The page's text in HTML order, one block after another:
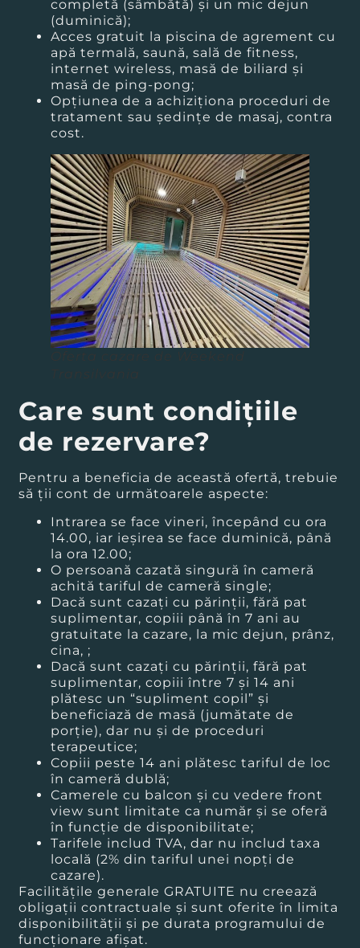
completă (sâmbătă) și un mic dejun
(duminică);
Acces gratuit la piscina de agrement cu
apă termală, saună, sală de fitness,
internet wireless, masă de biliard și
masă de ping-pong;
Opțiunea de a achiziționa proceduri de
tratament sau ședințe de masaj, contra
cost.
Care sunt condițiile
de rezervare?
Pentru a beneficia de această ofertă, trebuie
să ții cont de următoarele aspecte:
Intrarea se face vineri, începând cu ora
14.00, iar ieșirea se face duminică, până
la ora 12.00;
O persoană cazată singură în cameră
achită tariful de cameră single;
Dacă sunt cazaţi cu părinții, fără pat
suplimentar, copiii până în 7 ani au
gratuitate la cazare, la mic dejun, prânz,
cina, ;
Dacă sunt cazaţi cu părinții, fără pat
suplimentar, copiii între 7 și 14 ani
plătesc un “supliment copil” şi
beneficiază de masă (jumătate de
porţie), dar nu şi de proceduri
terapeutice;
Copiii peste 14 ani plătesc tariful de loc
în cameră dublă;
Camerele cu balcon și cu vedere front
view sunt limitate ca număr și se oferă
în funcție de disponibilitate;
Tarifele includ TVA, dar nu includ taxa
locală (2% din tariful unei nopți de
cazare).
Facilităţile generale GRATUITE nu creează
obligaţii contractuale şi sunt oferite în limita
disponibilităţii şi pe durata programului de
funcţionare afişat.